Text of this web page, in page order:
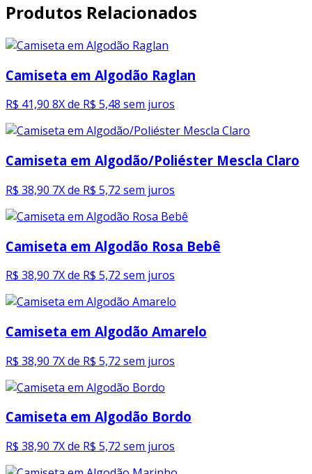
Produtos Relacionados
Camiseta em Algodão Raglan
R$ 41,90 8X de R$ 5,48 sem juros
Camiseta em Algodão/Poliéster Mescla Claro
R$ 38,90 7X de R$ 5,72 sem juros
Camiseta em Algodão Rosa Bebê
R$ 38,90 7X de R$ 5,72 sem juros
Camiseta em Algodão Amarelo
R$ 38,90 7X de R$ 5,72 sem juros
Camiseta em Algodão Bordo
R$ 38,90 7X de R$ 5,72 sem juros